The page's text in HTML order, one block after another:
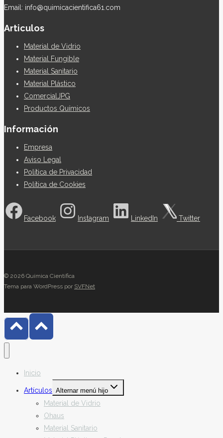
Email: info@quimicacientifica61.com
Articulos
Material de Vidrio
Material Fungible
Material Sanitario
Material Plástico
ComercialJPG
Productos Químicos
Información
Empresa
Aviso Legal
Política de Privacidad
Política de Cookies
Facebook Instagram LinkedIn Twitter
© 2026 Química Científica
Tema para WordPress por SVFNet
Inicio
Artículos Alternar menú hijo
Material de Vidrio
Ohaus
Material Sanitario